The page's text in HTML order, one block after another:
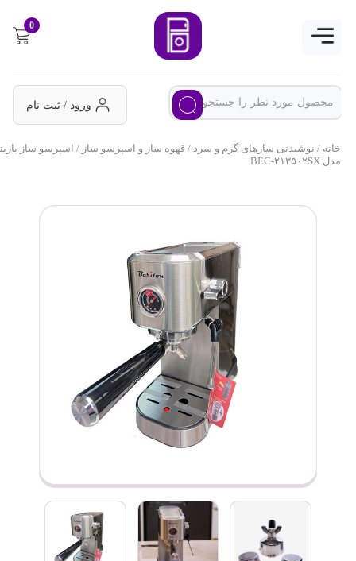
ورود / ثبت نام
خانه/نوشیدنی سازهای گرم و سرد/ قهوه ساز و اسپرسو ساز/ اسپرسو ساز باریتون
مدل BEC-۲۱۳۵۰۲SX